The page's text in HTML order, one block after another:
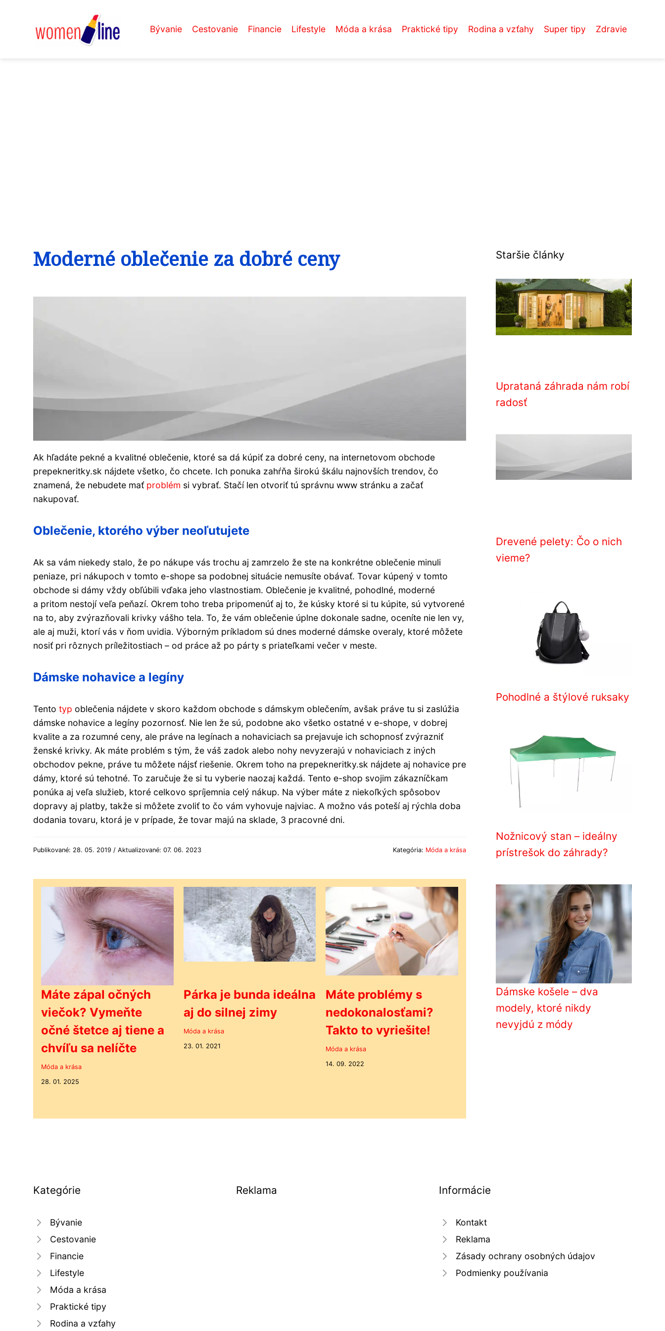
Bývanie Cestovanie Financie Lifestyle Móda a krása Praktické tipy Rodina a vzťahy Super tipy Zdravie
Moderné oblečenie za dobré ceny
Ak hľadáte pekné a kvalitné oblečenie, ktoré sa dá kúpiť za dobré ceny, na internetovom obchode
prepekneritky.sk nájdete všetko, čo chcete. Ich ponuka zahŕňa širokú škálu najnovších trendov, čo
znamená, že nebudete mať problém si vybrať. Stačí len otvoriť tú správnu www stránku a začať
nakupovať.
Oblečenie, ktorého výber neoľutujete
Ak sa vám niekedy stalo, že po nákupe vás trochu aj zamrzelo že ste na konkrétne oblečenie minuli
peniaze, pri nákupoch v tomto e-shope sa podobnej situácie nemusíte obávať. Tovar kúpený v tomto
obchode si dámy vždy obľúbili vďaka jeho vlastnostiam. Oblečenie je kvalitné, pohodlné, moderné
a pritom nestojí veľa peňazí. Okrem toho treba pripomenúť aj to, že kúsky ktoré si tu kúpite, sú vytvorené
na to, aby zvýrazňovali krivky vášho tela. To, že vám oblečenie úplne dokonale sadne, oceníte nie len vy,
ale aj muži, ktorí vás v ňom uvidia. Výborným príkladom sú dnes moderné dámske overaly, ktoré môžete
nosiť pri rôznych príležitostiach – od práce až po párty s priateľkami večer v meste.
Dámske nohavice a legíny
Tento typ oblečenia nájdete v skoro každom obchode s dámskym oblečením, avšak práve tu si zaslúžia
dámske nohavice a legíny pozornosť. Nie len že sú, podobne ako všetko ostatné v e-shope, v dobrej
kvalite a za rozumné ceny, ale práve na legínach a nohaviciach sa prejavuje ich schopnosť zvýrazniť
ženské krivky. Ak máte problém s tým, že váš zadok alebo nohy nevyzerajú v nohaviciach z iných
obchodov pekne, práve tu môžete nájsť riešenie. Okrem toho na prepekneritky.sk nájdete aj nohavice pre
dámy, ktoré sú tehotné. To zaručuje že si tu vyberie naozaj každá. Tento e-shop svojim zákazníčkam
ponúka aj veľa služieb, ktoré celkovo spríjemnia celý nákup. Na výber máte z niekoľkých spôsobov
dopravy aj platby, takže si môžete zvoliť to čo vám vyhovuje najviac. A možno vás poteší aj rýchla doba
dodania tovaru, ktorá je v prípade, že tovar majú na sklade, 3 pracovné dni.
Publikované: 28. 05. 2019 / Aktualizované: 07. 06. 2023 Kategória: Móda a krása
Máte zápal očných
viečok? Vymeňte
očné štetce aj tiene a
chvíľu sa nelíčte
Móda a krása
28. 01. 2025
Párka je bunda ideálna
aj do silnej zimy
Móda a krása
23. 01. 2021
Máte problémy s
nedokonalosťami?
Takto to vyriešite!
Móda a krása
14. 09. 2022
Staršie články
Uprataná záhrada nám robí
radosť
Drevené pelety: Čo o nich
vieme?
Pohodlné a štýlové ruksaky
Nožnicový stan – ideálny
prístrešok do záhrady?
Dámske košele – dva
modely, ktoré nikdy
nevyjdú z módy
Kategórie
Bývanie
Cestovanie
Financie
Lifestyle
Móda a krása
Praktické tipy
Rodina a vzťahy
Reklama Informácie
Kontakt
Reklama
Zásady ochrany osobných údajov
Podmienky používania